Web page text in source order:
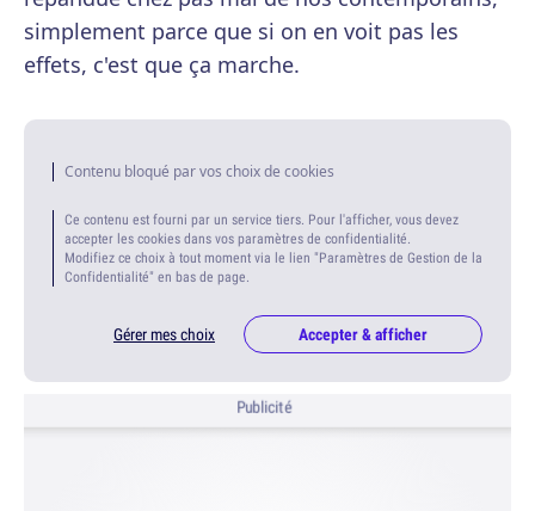
simplement parce que si on en voit pas les
effets, c'est que ça marche.
Contenu bloqué par vos choix de cookies
Ce contenu est fourni par un service tiers. Pour l'afficher, vous devez
accepter les cookies dans vos paramètres de confidentialité.
Modifiez ce choix à tout moment via le lien "Paramètres de Gestion de la
Confidentialité" en bas de page.
Gérer mes choix Accepter & afficher
Publicité